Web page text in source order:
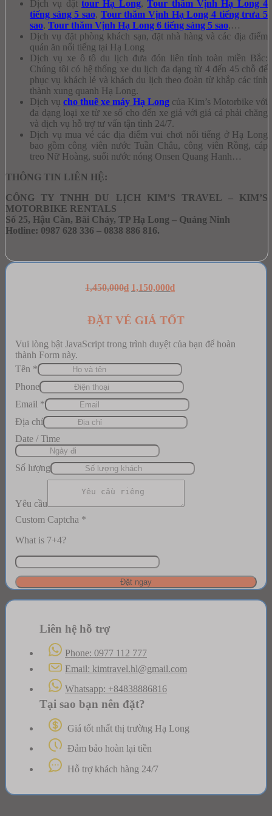
Dịch vụ đặttour Hạ Long,Tour thăm Vịnh Hạ Long 4
tiếng sáng 5 sao, Tour thăm Vịnh Hạ Long 4 tiếng trưa 5
sao, Tour thăm Vịnh Hạ Long 6 tiếng sáng 5 sao,…
Dịch vụ đặt phòng khách sạn, đặt nhà hàng và các địa điểm
quán ăn nổi tiếng tại Hạ Long
Dịch vụ xe ô tô du lịch đưa đón liên tỉnh toàn miền Bắc:
Chúng tôi có hệ thống xe du lịch đa dạng từ 4 đến 45 chỗ để
phục vụ khách lẻ và khách du lịch theo đoàn từ khắp các tỉnh
thành xung quanh Hạ Long.
Dịch vụ cho thuê xe máy Hạ Longcủa Kim’s Motorbike với
đa dạng loại xe từ xe số cho đến xe giá với giá cả phải chăng
và dịch vụ hỗ trợ tư vấn tận tình 24/7.
Dịch vụ mua vé các địa điểm vui chơi nổi tiếng ở Hạ Long
bao gồm công viên nước Tuần Châu, công viên Rồng, cáp
treo Nữ Hoàng, suối nước nóng Onsen Quang Hanh…
THÔNG TIN LIÊN HỆ:
CÔNG TY TNHH DU LỊCH KIM’S TRAVEL – KIM’S
MOTORBIKE RENTALS
Số 25, Hậu Cần, Bãi Cháy, TP Hạ Long – Quảng Ninh
Hotline: 0987 628 336 – 0838 886 816.
1,450,000₫ Original
1,450,000₫.
1,150,000₫Current
1,150,000₫.
ĐẶT VÉ GIÁ TỐT
Vui lòng bật JavaScript trong trình duyệt của bạn để hoàn
thành Form này.
Tên *
Phone
Email *
Địa chỉ
Date / Time
Số lượng
Yêu cầu
Custom Captcha *
What is 7+4?
Link
Yêu
lượng
Đặt ngay
Liên hệ hỗ trợ
Phone: 0977 112 777
Email: kimtravel.hl@gmail.com
Whatsapp: +84838886816
Tại sao bạn nên đặt?
Giá tốt nhất thị trường Hạ Long
Đảm bảo hoàn lại tiền
Hỗ trợ khách hàng 24/7